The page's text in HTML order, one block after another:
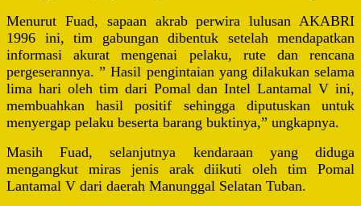
Menurut Fuad, sapaan akrab perwira lulusan AKABRI
1996 ini, tim gabungan dibentuk setelah mendapatkan
informasi akurat mengenai pelaku, rute dan rencana
pergeserannya. ” Hasil pengintaian yang dilakukan selama
lima hari oleh tim dari Pomal dan Intel Lantamal V ini,
membuahkan hasil positif sehingga diputuskan untuk
menyergap pelaku beserta barang buktinya,” ungkapnya.
Masih Fuad, selanjutnya kendaraan yang diduga
mengangkut miras jenis arak diikuti oleh tim Pomal
Lantamal V dari daerah Manunggal Selatan Tuban.